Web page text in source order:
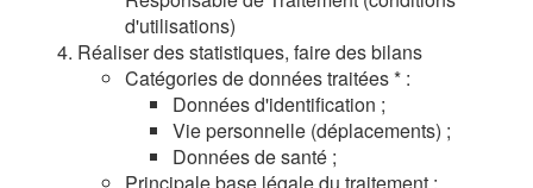
d'utilisations)
Réaliser des statistiques, faire des bilans
Catégories de données traitées * :
Données d'identification ;
Vie personnelle (déplacements) ;
Données de santé ;